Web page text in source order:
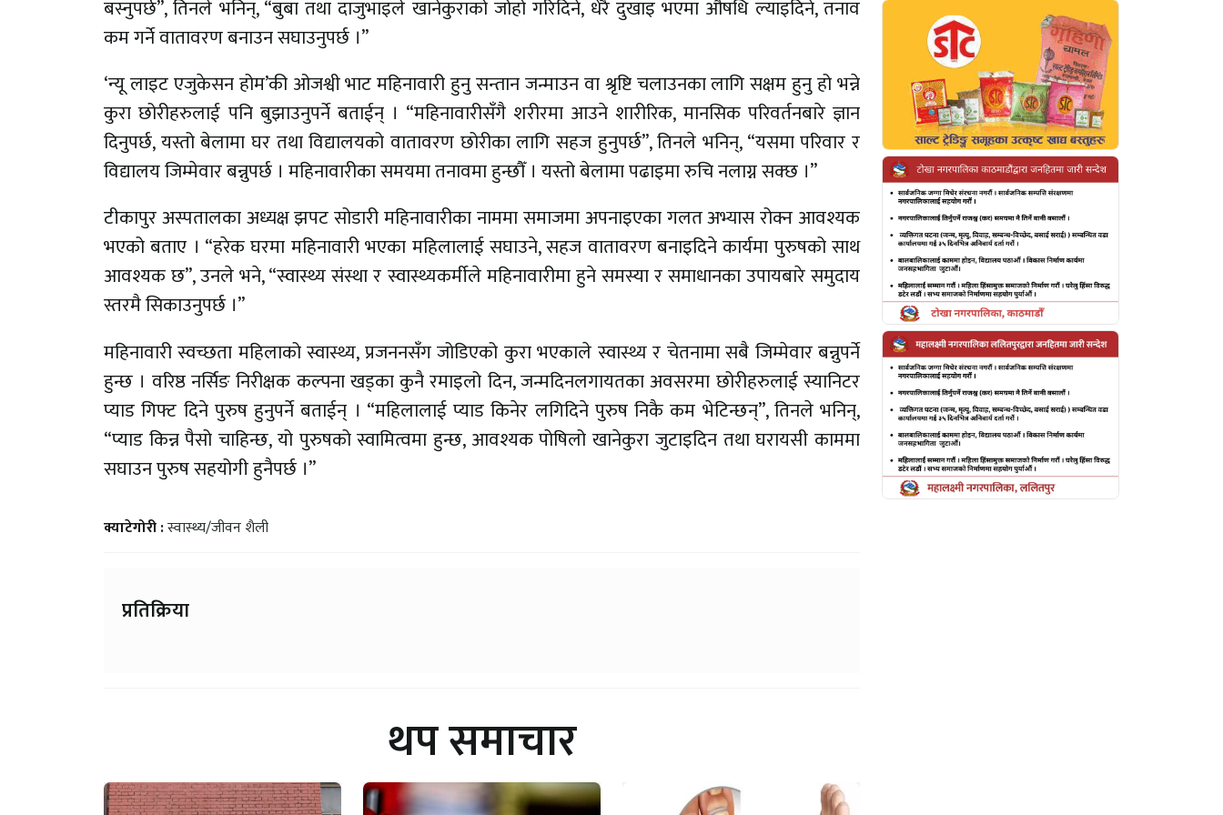
बस्नुपर्छ”, तिनले भनिन्, “बुबा तथा दाजुभाइले खानेकुराको जोहो गरिदिने, धेरै दुखाइ भएमा औषधि ल्याइदिने, तनाव
कम गर्ने वातावरण बनाउन सघाउनुपर्छ ।”
‘न्यू लाइट एजुकेसन होम’की ओजश्वी भाट महिनावारी हुनु सन्तान जन्माउन वा श्रृष्टि चलाउनका लागि सक्षम हुनु हो भन्ने
कुरा छोरीहरुलाई पनि बुझाउनुपर्ने बताईन् । “महिनावारीसँगै शरीरमा आउने शारीरिक, मानसिक परिवर्तनबारे ज्ञान
दिनुपर्छ, यस्तो बेलामा घर तथा विद्यालयको वातावरण छोरीका लागि सहज हुनुपर्छ”, तिनले भनिन्, “यसमा परिवार र
विद्यालय जिम्मेवार बन्नुपर्छ । महिनावारीका समयमा तनावमा हुन्छौँ । यस्तो बेलामा पढाइमा रुचि नलाग्न सक्छ ।”
टीकापुर अस्पतालका अध्यक्ष झपट सोडारी महिनावारीका नाममा समाजमा अपनाइएका गलत अभ्यास रोक्न आवश्यक
भएको बताए । “हरेक घरमा महिनावारी भएका महिलालाई सघाउने, सहज वातावरण बनाइदिने कार्यमा पुरुषको साथ
आवश्यक छ”, उनले भने, “स्वास्थ्य संस्था र स्वास्थ्यकर्मीले महिनावारीमा हुने समस्या र समाधानका उपायबारे समुदाय
स्तरमै सिकाउनुपर्छ ।”
महिनावारी स्वच्छता महिलाको स्वास्थ्य, प्रजननसँग जोडिएको कुरा भएकाले स्वास्थ्य र चेतनामा सबै जिम्मेवार बन्नुपर्ने
हुन्छ । वरिष्ठ नर्सिङ निरीक्षक कल्पना खड्का कुनै रमाइलो दिन, जन्मदिनलगायतका अवसरमा छोरीहरुलाई स्यानिटर
प्याड गिफ्ट दिने पुरुष हुनुपर्ने बताईन् । “महिलालाई प्याड किनेर लगिदिने पुरुष निकै कम भेटिन्छन्”, तिनले भनिन्,
“प्याड किन्न पैसो चाहिन्छ, यो पुरुषको स्वामित्वमा हुन्छ, आवश्यक पोषिलो खानेकुरा जुटाइदिन तथा घरायसी काममा
सघाउन पुरुष सहयोगी हुनैपर्छ ।”
क्याटेगोरी :स्वास्थ्य/जीवन शैली
प्रतिक्रिया
थप समाचार